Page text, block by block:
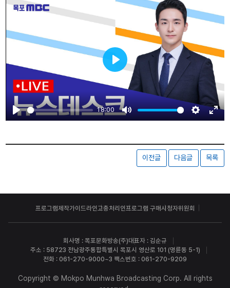
Play
18:00
Mute Settings
Play
이전글 다음글 목록
프로그램제작가이드라인 고충처리인 프로그램 구매시청자위원회
회사명 : 목포문화방송(주)대표자 : 김순규
주소 : 58723 전남광주통합특별시 목포시 영산로 101 (명륜동 5-1)
전화 : 061-270-9000~3 팩스번호 : 061-270-9209
Copyright © Mokpo Munhwa Broadcasting Corp. All rights